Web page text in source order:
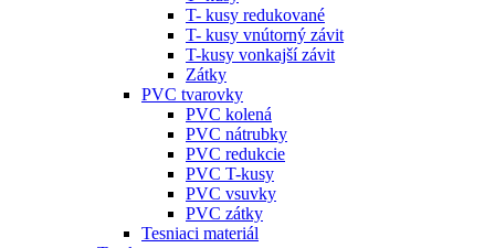
T- kusy redukované
T- kusy vnútorný závit
T-kusy vonkajší závit
Zátky
PVC tvarovky
PVC kolená
PVC nátrubky
PVC redukcie
PVC T-kusy
PVC vsuvky
PVC zátky
Tesniaci materiál